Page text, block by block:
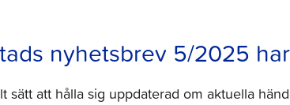
nyhetsbrev 5/2025
sätt att hålla sig uppdaterad om aktuella